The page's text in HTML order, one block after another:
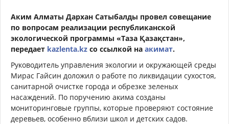
Аким Алматы Дархан Сатыбалды провел совещание
по вопросам реализации республиканской
экологической программы «Таза Қазақстан»,
передает kazlenta.kz со ссылкой на акимат.
Руководитель управления экологии и окружающей среды
Мирас Гайсин доложил о работе по ликвидации сухостоя,
санитарной очистке города и обрезке зеленых
насаждений. По поручению акима созданы
мониторинговые группы, которые проверяют состояние
деревьев, особенно вблизи школ и детских садов.